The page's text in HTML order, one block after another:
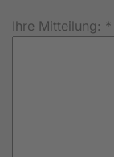
Ihre Mitteilung: *